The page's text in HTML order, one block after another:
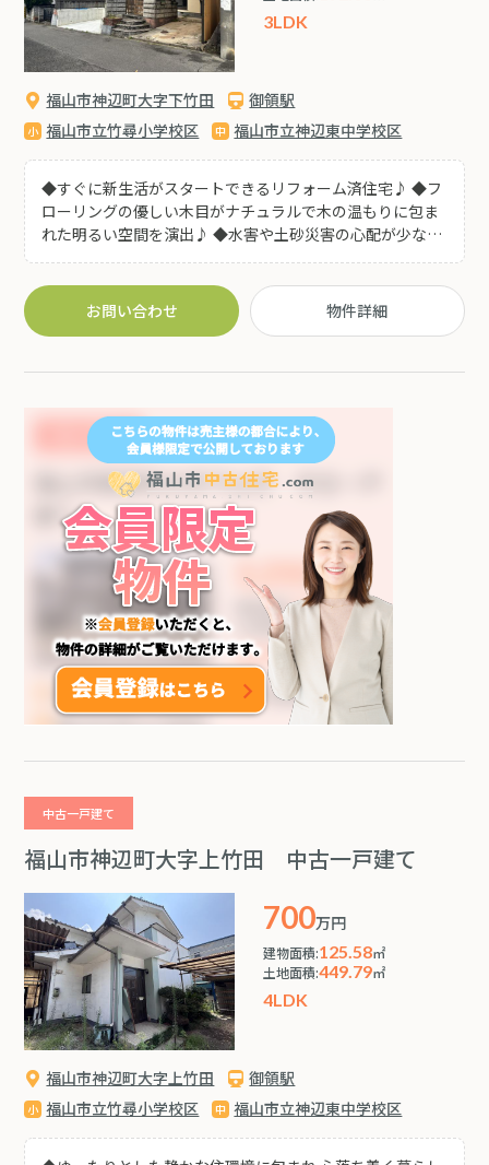
3LDK
福山市神辺町大字下竹田
御領駅
福山市立竹尋小学校区
福山市立神辺東中学校区
◆すぐに新生活がスタートできるリフォーム済住宅♪ ◆フ
ローリングの優しい木目がナチュラルで木の温もりに包ま
れた明るい空間を演出♪ ◆水害や土砂災害の心配が少ない
高台! 静かで落ち着いた住宅街♪嬉しい駐車場3可能です!
お問い合わせ 物件詳細
中古一戸建て
福山市神辺町大字上竹田 中古一戸建て
700万円
建物面積:125.58㎡
土地面積:449.79㎡
4LDK
福山市神辺町大字上竹田
御領駅
福山市立竹尋小学校区
福山市立神辺東中学校区